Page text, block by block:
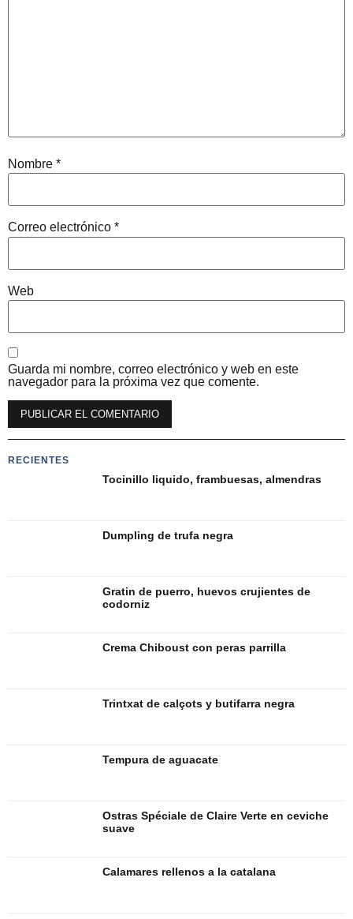
Nombre *
Correo electrónico *
Web
Guarda mi nombre, correo electrónico y web en este
navegador para la próxima vez que comente.
RECIENTES
Tocinillo liquido, frambuesas, almendras
Dumpling de trufa negra
Gratin de puerro, huevos crujientes de
codorniz
Crema Chiboust con peras parrilla
Trintxat de calçots y butifarra negra
Tempura de aguacate
Ostras Spéciale de Claire Verte en ceviche
suave
Calamares rellenos a la catalana